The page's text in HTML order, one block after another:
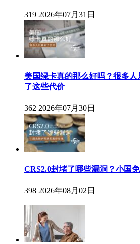
319 2026年07月31日
美国绿卡真的那么好吗？很多
了这些代价
362 2026年07月30日
CRS2.0封堵了哪些漏洞？小国
398 2026年08月02日